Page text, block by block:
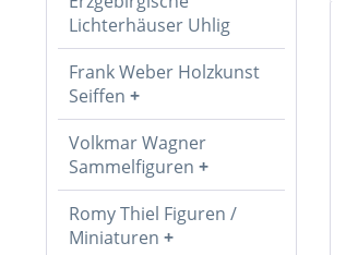
Lichterhäuser Uhlig
Frank Weber Holzkunst
Seiffen
Volkmar Wagner
Sammelfiguren
Romy Thiel Figuren /
Miniaturen